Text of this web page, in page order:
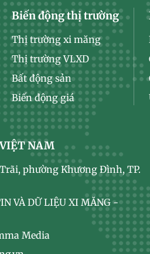
Biến động thị trường
Thị trường xi măng
Thị trường VLXD
Bất động sản
Biến động giá
NAM
phường Khương Đình, TP.
VÀ DỮ LIỆU XI MĂNG -
Media